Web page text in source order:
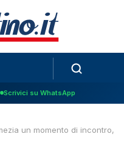
Scrivici su WhatsApp
un momento di incontro,